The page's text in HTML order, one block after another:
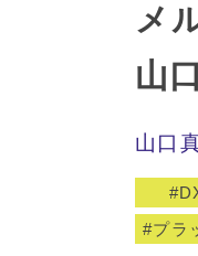
メ
山
山口
プラ